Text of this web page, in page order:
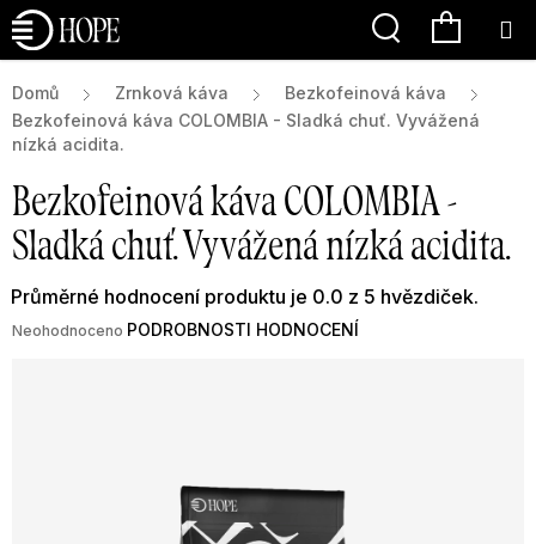
Přejít
na
obsah
Hledat
KOŠÍK
Domů Zrnková káva
Bezkofeinová káva
Bezkofeinová káva COLOMBIA - Sladká chuť. Vyvážená
nízká acidita.
Bezkofeinová káva COLOMBIA -
Sladká chuť. Vyvážená nízká acidita.
Průměrné hodnocení produktu je 0.0 z 5 hvězdiček.
Neohodnoceno PODROBNOSTI HODNOCENÍ